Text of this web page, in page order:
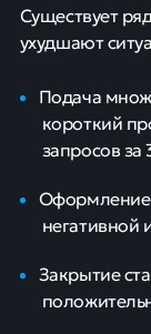
Существует
ухудшают
Подача
короткий
запросов за
негативной
Закрытие